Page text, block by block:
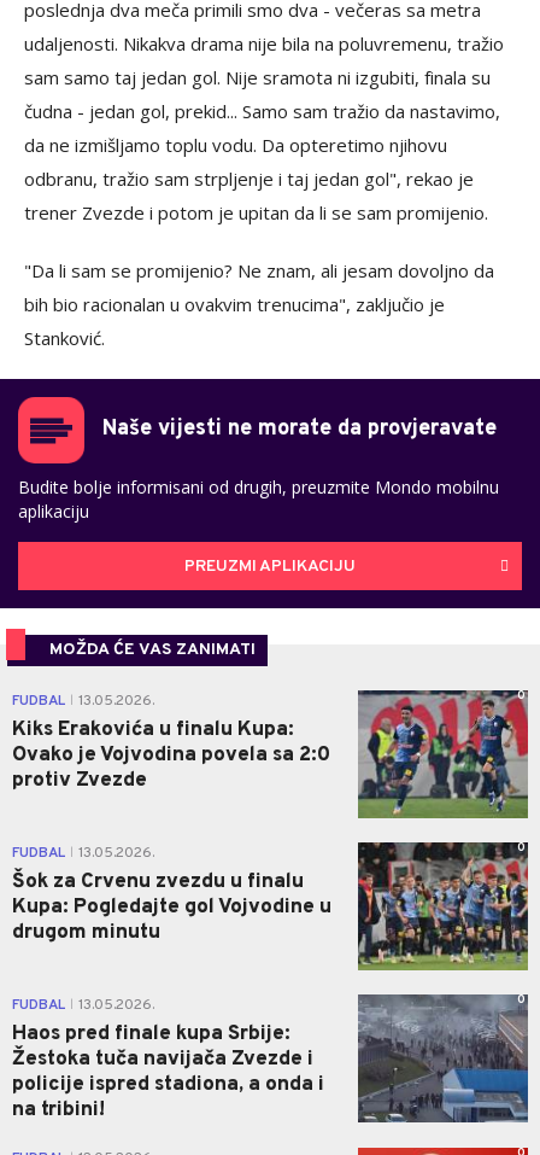
poslednja dva meča primili smo dva - večeras sa metra
udaljenosti. Nikakva drama nije bila na poluvremenu, tražio
sam samo taj jedan gol. Nije sramota ni izgubiti, finala su
čudna - jedan gol, prekid... Samo sam tražio da nastavimo,
da ne izmišljamo toplu vodu. Da opteretimo njihovu
odbranu, tražio sam strpljenje i taj jedan gol", rekao je
trener Zvezde i potom je upitan da li se sam promijenio.
"Da li sam se promijenio? Ne znam, ali jesam dovoljno da
bih bio racionalan u ovakvim trenucima", zaključio je
Stanković.
Naše vijesti ne morate da provjeravate
Budite bolje informisani od drugih, preuzmite Mondo mobilnu
aplikaciju
PREUZMI APLIKACIJU
MOŽDA ĆE VAS ZANIMATI
FUDBAL 13.05.2026.
Kiks Erakovića u finalu Kupa:
Ovako je Vojvodina povela sa 2:0
protiv Zvezde
0
FUDBAL 13.05.2026.
Šok za Crvenu zvezdu u finalu
Kupa: Pogledajte gol Vojvodine u
drugom minutu
0
FUDBAL 13.05.2026.
Haos pred finale kupa Srbije:
Žestoka tuča navijača Zvezde i
policije ispred stadiona, a onda i
na tribini!
0